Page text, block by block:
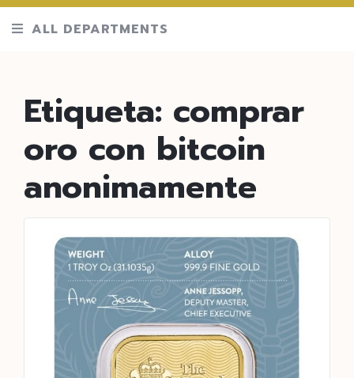
ALL DEPARTMENTS
Etiqueta: comprar
oro con bitcoin
anonimamente